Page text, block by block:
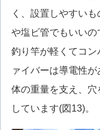
く、設置しやすい
や塩ビ管でもいい
釣り竿が軽くてコ
ァイバーは導電性
体の重量を支え、
しています(図13)。